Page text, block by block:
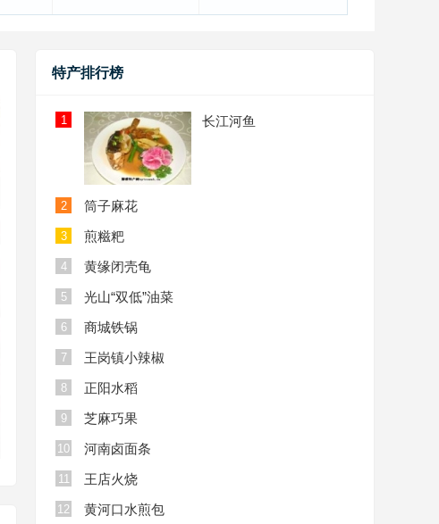
特产排行榜
1 长江河鱼
2 筒子麻花
3 煎糍粑
4 黄缘闭壳龟
5 光山“双低”油菜
6 商城铁锅
7 王岗镇小辣椒
8 正阳水稻
9 芝麻巧果
10 河南卤面条
11 王店火烧
12 黄河口水煎包